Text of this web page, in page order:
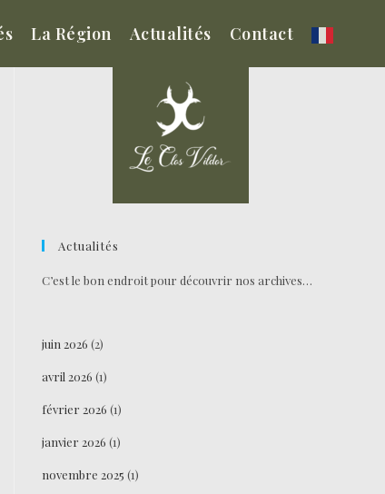
La Région Actualités Contact
Actualités
C’est le bon endroit pour découvrir nos archives…
juin 2026 (2)
avril 2026 (1)
février 2026 (1)
janvier 2026 (1)
novembre 2025 (1)